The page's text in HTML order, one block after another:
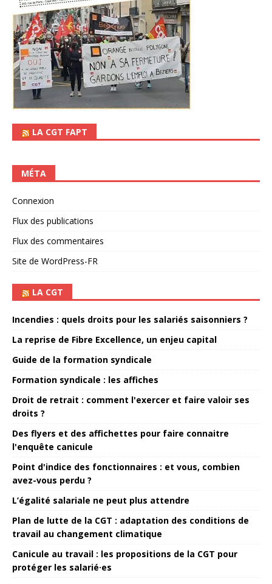
LA CGT FAPT
MÉTA
Connexion
Flux des publications
Flux des commentaires
Site de WordPress-FR
LA CGT
Incendies : quels droits pour les salariés saisonniers ?
La reprise de Fibre Excellence, un enjeu capital
Guide de la formation syndicale
Formation syndicale : les affiches
Droit de retrait : comment l'exercer et faire valoir ses
droits ?
Des flyers et des affichettes pour faire connaitre
l'enquête canicule
Point d'indice des fonctionnaires : et vous, combien
avez-vous perdu ?
L’égalité salariale ne peut plus attendre
Plan de lutte de la CGT : adaptation des conditions de
travail au changement climatique
Canicule au travail : les propositions de la CGT pour
protéger les salarié·es